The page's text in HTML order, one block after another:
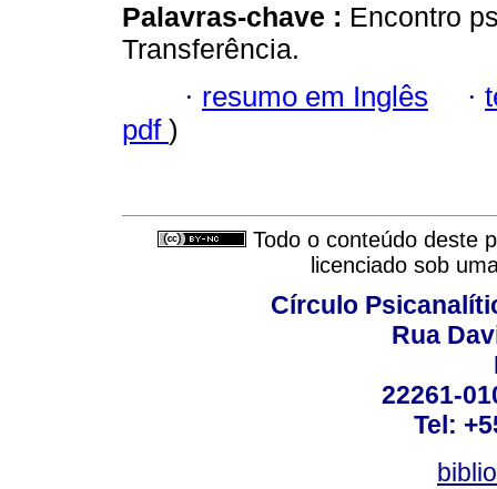
Palavras-chave : Encontro
Transferência.
· resumo em Inglês ·
pdf )
Todo o conteúdo deste
licenciado sob
Círculo
Rua
22261-
Tel: